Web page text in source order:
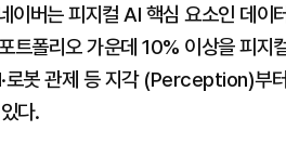
이버는 피지컬 AI 핵심 요소인 데이
트폴리오 가운데 10% 이상을 피지
로봇 관제 등 지각 (Perception)
다.